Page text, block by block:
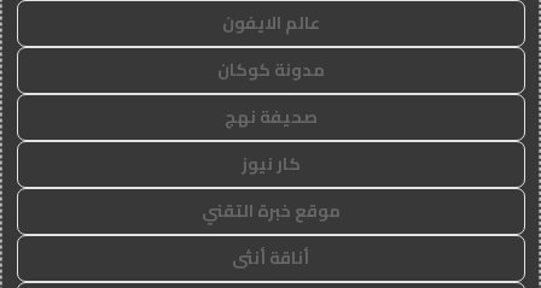
عالم الايفون
مدونة كوكان
صحيفة نهج
كار نيوز
موقع خبرة التقني
أناقة أنثى